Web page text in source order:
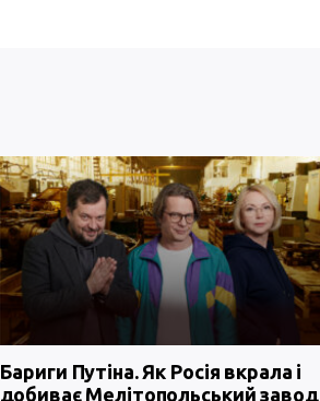
Бариги Путіна. Як Росія вкрала і
добиває Мелітопольський завод